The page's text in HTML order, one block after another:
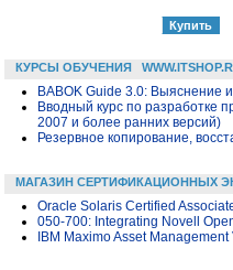
КУРСЫ ОБУЧЕНИЯ
BABOK Guide 3.0: Выяснение
Вводный курс по разработке
2007 и более ранних версий)
Резервное копирование,
МАГАЗИН СЕРТИФИКАЦИОННЫХ
Oracle Solaris Certified
050-700: Integrating Novell
IBM Maximo Asset